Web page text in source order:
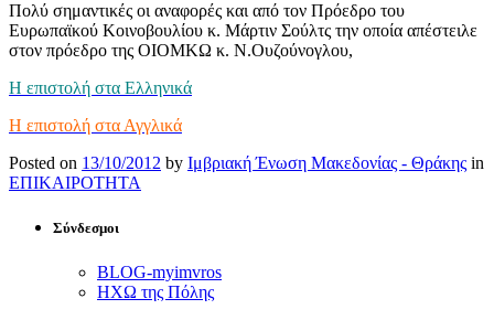
Πολύ σημαντικές οι αναφορές και από τον Πρόεδρο του
Ευρωπαϊκού Κοινοβουλίου κ. Μάρτιν Σούλτς την οποία απέστειλε
στον πρόεδρο της ΟΙΟΜΚΩ κ. Ν.Ουζούνογλου,
Η επιστολή στα Ελληνικά
Η επιστολή στα Αγγλικά
Posted on 13/10/2012 by Ιμβριακή Ένωση Μακεδονίας - Θράκης in
ΕΠΙΚΑΙΡΟΤΗΤΑ
Σύνδεσμοι
BLOG-myimvros
ΗΧΩ της Πόλης